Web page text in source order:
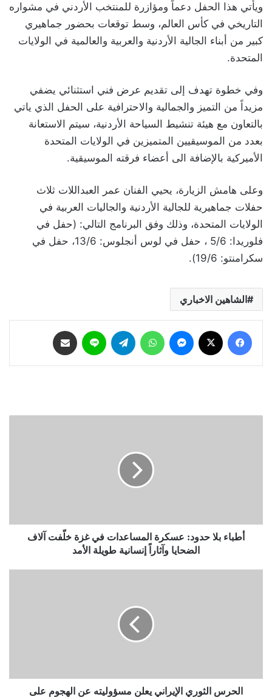
ويأتي هذا الحفل دعماً ومؤازرة للمنتخب الأردني في مشواره
التاريخي في كأس العالم، وسط توقعات بحضور جماهيري
كبير من أبناء الجالية الأردنية والعربية والعالمية في الولايات
المتحدة.
وفي خطوة تهدف إلى تقديم عرض فني استثنائي يضفي
مزيداً من التميز والجمالية والاحترافية على الحفل الذي ياتي
بالتعاون مع هيئة تنشيط السياحة الأردنية، سيتم الاستعانة
بعدد من الموسيقيين المتميزين في الولايات المتحدة
الأميركية بالإضافة الى أعضاء فرقته الموسيقية.
وعلى هامش الزيارة، يحيي الفنان عمر العبداللات ثلاث
حفلات جماهيرية للجالية الأردنية والجاليات العربية في
الولايات المتحدة، وذلك وفق البرنامج التالي: (حفل في
فلوريدا: 5/6 ، حفل في لوس أنجلوس: 13/6، حفل في
سكرامنتو: 19/6).
الشاهين الاخباري
فيسبوك ماسنجر واتساب تيلقرام لاين
آلاف
الضحاياأطباء بلا حدود: عسكرة المساعدات في غزة خلّفت آلاف
الضحايا وآثاراً إنسانية طويلة الأمد
الكويت
الحرس الثوري الإيراني يعلن مسؤوليته عن الهجوم على